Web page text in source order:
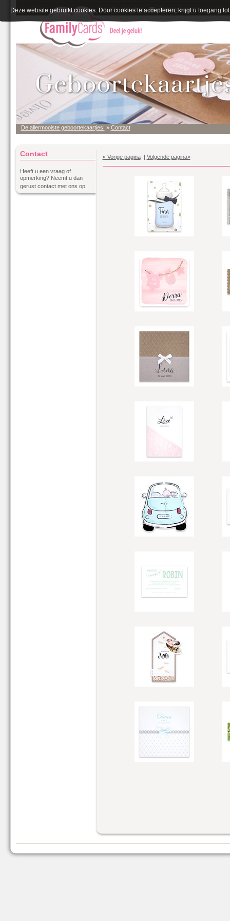
De allermooiste geboortekaartjes! » Contact
« Vorige pagina| Volgende pagina»
Contact
Heeft u een vraag of
opmerking? Neemt u dan
gerust contact met ons op.
Deze website gebruikt cookies. Door cookies te accepteren, krijgt u toegang